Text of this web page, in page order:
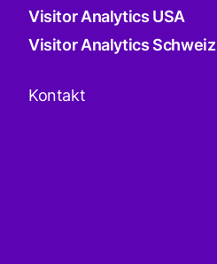
Visitor Analytics USA
Visitor Analytics Schweiz
Kontakt